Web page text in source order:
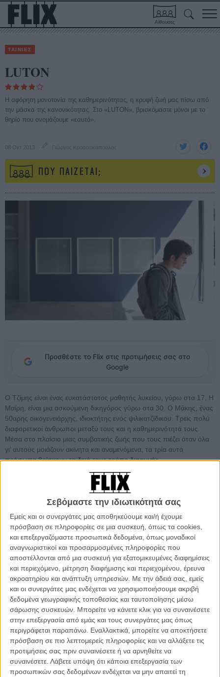
Σεβόμαστε την ιδιωτικότητά σας
Εμείς και οι συνεργάτες μας αποθηκεύουμε και/ή έχουμε
πρόσβαση σε πληροφορίες σε μια συσκευή, όπως τα cookies,
και επεξεργαζόμαστε προσωπικά δεδομένα, όπως μοναδικοί
αναγνωριστικοί και προσαρμοσμένες πληροφορίες που
αποστέλλονται από μια συσκευή για εξατομικευμένες διαφημίσεις
και περιεχόμενο, μέτρηση διαφήμισης και περιεχομένου, έρευνα
ακροατηρίου και ανάπτυξη υπηρεσιών. Με την άδειά σας, εμείς
και οι συνεργάτες μας ενδέχεται να χρησιμοποιήσουμε ακριβή
δεδομένα γεωγραφικής τοποθεσίας και ταυτοποίησης μέσω
σάρωσης συσκευών. Μπορείτε να κάνετε κλικ για να συναινέσετε
στην επεξεργασία από εμάς και τους συνεργάτες μας όπως
περιγράφεται παραπάνω. Εναλλακτικά, μπορείτε να αποκτήσετε
πρόσβαση σε πιο λεπτομερείς πληροφορίες και να αλλάξετε τις
προτιμήσεις σας πριν συναινέσετε ή να αρνηθείτε να
συναινέσετε. Λάβετε υπόψη ότι κάποια επεξεργασία των
προσωπικών σας δεδομένων ενδέχεται να μην απαιτεί τη
Αίθουσες
ΤΑΙΝΙΕΣ
LUTON
Η αφόρητη μονοτονία της καθημερινότητας, η κρυφή ζωή μας πίσω από
την μάσκα της κανονικότητας. Στο «LUTON», βρισκόμαστε μόνοι με το
θηρίο που ονομάζουμε «εαυτό».
08 Οκτ 2013 Γιώργος Κρασσακόπουλος
ΠΟΥ ΠΑΙΖΕΤΑΙ;
Προσθέστε το Flix στις προτιμήσεις σας στο
Google
Ο Τζίμης είναι ένας ευκατάστατος μαθητής λυκείου, γύρω στα 17. Η
Μαίρη, είναι μια ασκούμενη δικηγόρος γύρω στα 30. Ο Μάκης, ένας
50αρης οικογενειάρχης, ιδιοκτήτης ενός ψιλικατζίδικου. Τρεις πολύ
διαφορετικοί άνθρωποι μεταξύ τους και η καθημερινότητά τους.
Μέσα στο πλαίσιο μιας συμβατικής ζωής που τους πιέζει όταν όλα
γι’ αυτούς μοιάζουν ακίνητα και αναμενόμενα, τα τρία αυτά
πρόσωπα βρίσκουν το δικό τους τρόπο διαφυγής.
Οπως και ο τίτλος του, που φέρνει στο μυαλό την Αγγλική πόλη
δίπλα στο Λονδίνο, αλλά είναι εκ πρώτης δύσκολος να ερμηνευτεί,
έτσι και το ίδιο το φιλμ, μοιάζει για αρκετή ώρα με ένα αίνιγμα, μια
ερμηνεύσεις ή να βάλεις στην σωστή σειρά.
Ενας εσωστρεφής, μοναχικός μαθητής περιμένει τον πατέρα του
έξω από το σχολείο. Εκείνος αργεί. Μένει να περιμένει μόνος. Μια
όμορφη νεαρή γυναίκα τρέχει στον διάδρομο ενός γυμναστηρίου.
Πιο γρήγορα. Ιδρώνει. Σταματά. Συνεχίζει. Στο ψιλικατζίδικο του ένας
μεσήλικας έμπορος χαζεύει αγγελίες για τηλεφωνικό σεξ στην
εφημερίδα. Τακτοποιεί κρουασάν. Βρίζει.
Για ώρα ακολουθούμε τους τρεις αυτούς χαρακτήρες στην
μονότονη, αδιάφορη καθημερινότητά τους. Στις απόπειρες τους σε
μια κανονική κοινωνική συμπεριφορά. Στο κυριακάτικο τραπέζι με
την μητέρα και την γιαγιά του. Σε μια έξοδό της σε ένα κλαμπ. Στην
δουλειά της στα δικαστήρια. Σε μια εκδρομή στη θάλασσα με την
οικογένεια και τα παιδιά του.